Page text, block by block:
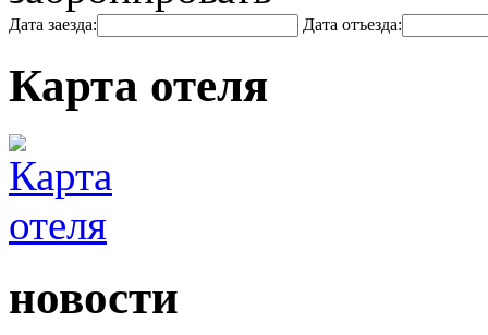
Дата заезда: Дата отъезда:
Карта отеля
новости